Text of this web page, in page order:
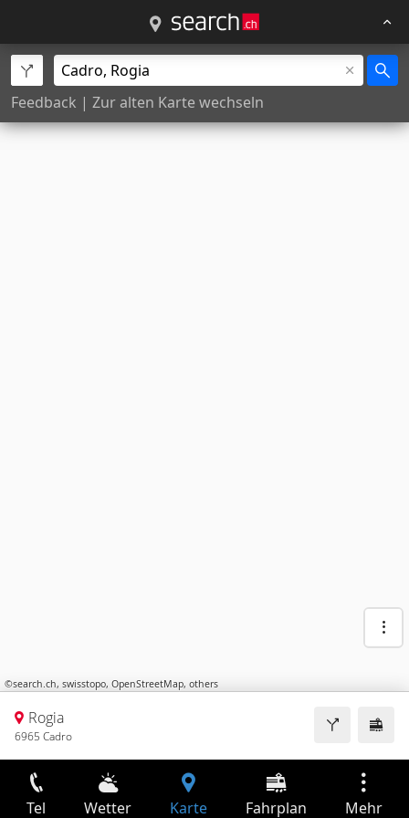
Feedback | Zur alten Karte wechseln
©search.ch, swisstopo, OpenStreetMap, others
Rogia
6965 Cadro
Tel Wetter Karte Fahrplan Mehr